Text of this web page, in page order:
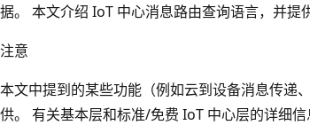
据。 本文介绍 IoT 中心消息路由查询语言，并提
注意
本文中提到的某些功能（例如云到设备消息传递
供。 有关基本层和标准/免费 IoT 中心层的详细